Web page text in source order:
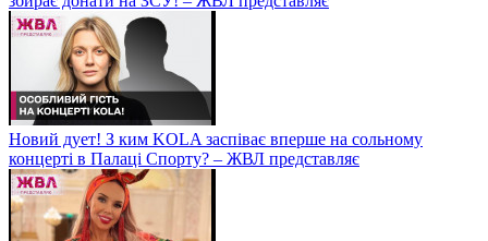
Новий дует! З ким KOLA заспіває вперше на сольному
концерті в Палаці Спорту? – ЖВЛ представляє